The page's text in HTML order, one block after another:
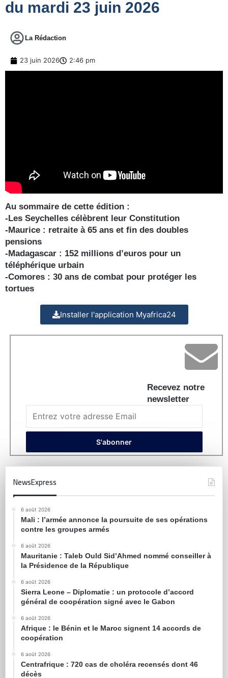
du mardi 23 juin 2026
La Rédaction
23 juin 2026 2:46 pm
Au sommaire de cette édition :
-Les Seychelles célèbrent leur Constitution
-Maurice : retraite à 65 ans et fin des doubles
pensions
-Madagascar : 152 millions d’euros pour un
téléphérique urbain
-Comores : 30 ans de combat pour protéger les
tortues
Installer l'application Myafrica24
Recevez notre
newsletter
NewsExpress
6 août 2026
Mali : l’armée annonce la poursuite de ses opérations
contre les groupes armés
6 août 2026
Mauritanie : Taleb Ould Sid’Ahmed nommé conseiller à
la Présidence de la République
6 août 2026
Sierra Leone – Diplomatie : un protocole d’accord
général de coopération signé avec le Gabon
6 août 2026
Afrique : le Bénin et le Maroc signent 14 accords de
coopération
6 août 2026
Centrafrique : 720 cas de choléra recensés dont 46
décès